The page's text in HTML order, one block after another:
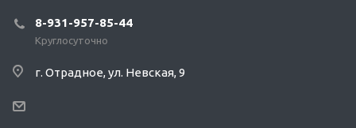
8-931-957-85-44
Круглосуточно
г. Отрадное, ул. Невская, 9